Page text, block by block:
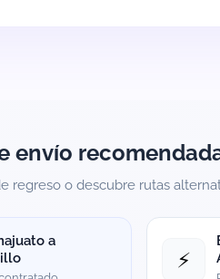
envío
regreso o descubre rutas
a
⚡